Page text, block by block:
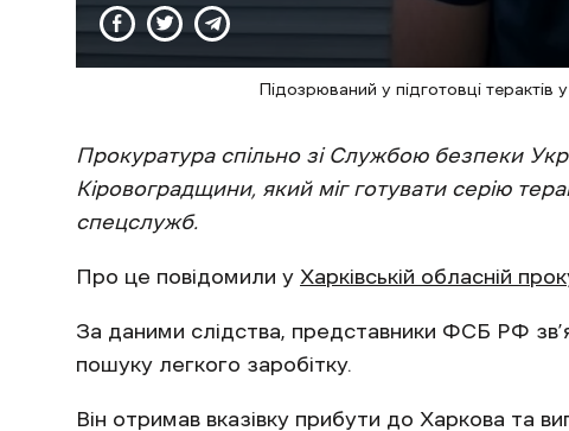
Підозрюваний у підготовці
Прокуратура спільно зі Службою безпеки
Кіровоградщини, який міг готувати серію
спецслужб.
Про це повідомили у Харківській обласній
За даними слідства, представники ФСБ РФ
пошуку легкого заробітку.
Він отримав вказівку прибути до Харкова та